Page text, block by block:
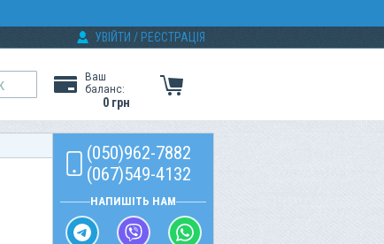
УВІЙТИ / РЕЄСТРАЦІЯ
Ваш
баланс:
0 грн
(050)962-7882
(067)549-4132
НАПИШІТЬ НАМ